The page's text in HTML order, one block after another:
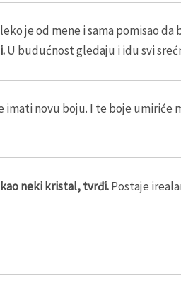
je od mene i sama pomisao
U budućnost gledaju i idu svi
imati novu boju. I te boje umiriće
neki kristal, tvrđi.Postaje